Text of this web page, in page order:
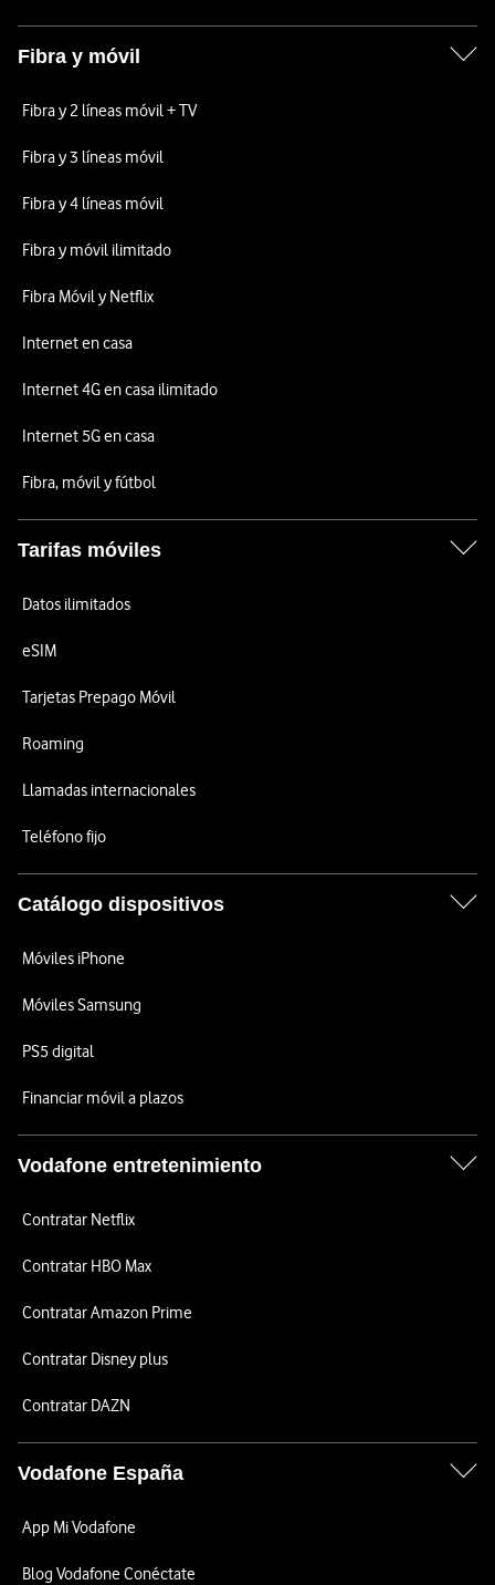
Fibra y móvil
Fibra y 2 líneas móvil + TV
Fibra y 3 líneas móvil
Fibra y 4 líneas móvil
Fibra y móvil ilimitado
Fibra Móvil y Netflix
Internet en casa
Internet 4G en casa ilimitado
Internet 5G en casa
Fibra, móvil y fútbol
Tarifas móviles
Datos ilimitados
eSIM
Tarjetas Prepago Móvil
Roaming
Llamadas internacionales
Teléfono fijo
Catálogo dispositivos
Móviles iPhone
Móviles Samsung
PS5 digital
Financiar móvil a plazos
Vodafone entretenimiento
Contratar Netflix
Contratar HBO Max
Contratar Amazon Prime
Contratar Disney plus
Contratar DAZN
Vodafone España
App Mi Vodafone
Blog Vodafone Conéctate